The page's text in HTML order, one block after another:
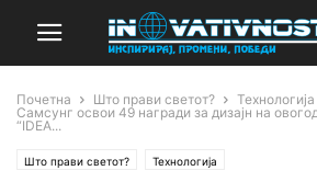
Почетна Што прави светот? Технологија
Самсунг освои 49 награди за дизајн на
“IDEA...
Што прави светот? Технологија